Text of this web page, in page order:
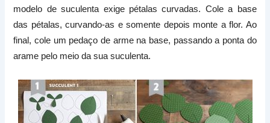
modelo de suculenta exige pétalas curvadas. Cole a base
das pétalas, curvando-as e somente depois monte a flor. Ao
final, cole um pedaço de arme na base, passando a ponta do
arame pelo meio da sua suculenta.